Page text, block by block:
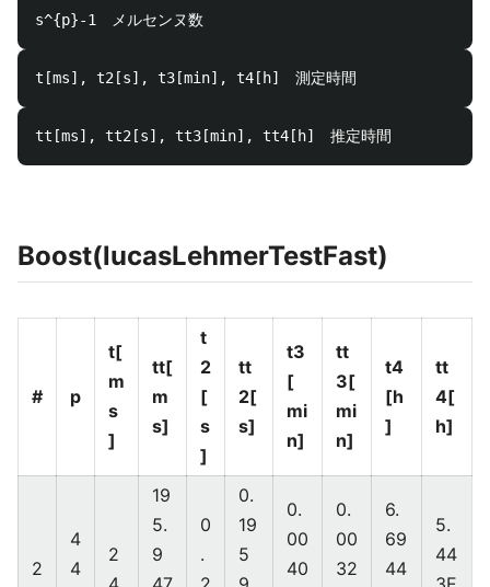
Boost(lucasLehmerTestFast)
# p
t[
m
s
]
tt[
m
s]
t
2
[
s
]
tt
2[
s]
t3
[
mi
n]
tt
3[
mi
n]
t4
[h
]
tt
4[
h]
2
4
4
2
19
5.
9
0
.
0.
19
5
0.
00
40
0.
00
32
6.
69
44
5.
44